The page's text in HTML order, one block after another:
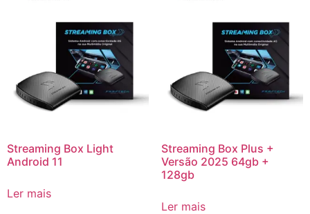
Streaming Box Light
Android 11
Ler mais
Streaming Box Plus +
Versão 2025 64gb +
128gb
Ler mais